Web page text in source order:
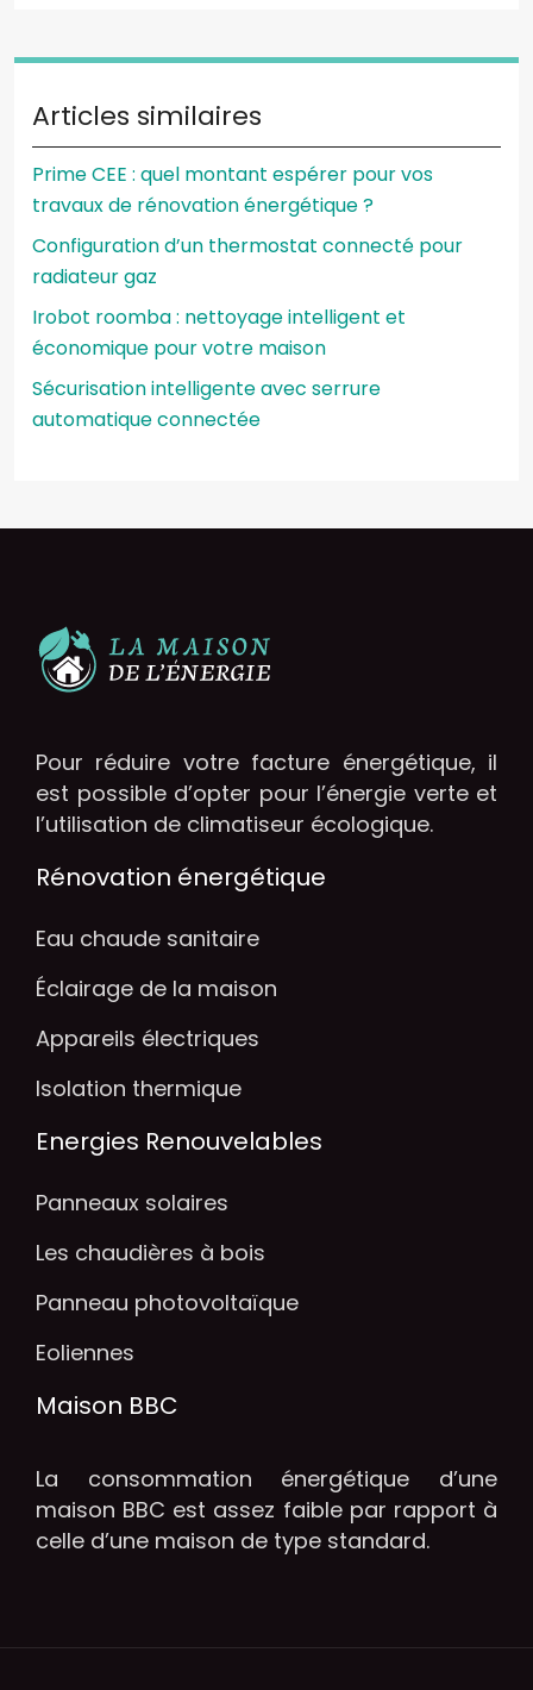
Articles similaires
Prime CEE : quel montant espérer pour vos
travaux de rénovation énergétique ?
Configuration d’un thermostat connecté pour
radiateur gaz
Irobot roomba : nettoyage intelligent et
économique pour votre maison
Sécurisation intelligente avec serrure
automatique connectée
Pour réduire votre facture énergétique, il
est possible d’opter pour l’énergie verte et
l’utilisation de climatiseur écologique.
Rénovation énergétique
Eau chaude sanitaire
Éclairage de la maison
Appareils électriques
Isolation thermique
Energies Renouvelables
Panneaux solaires
Les chaudières à bois
Panneau photovoltaïque
Eoliennes
Maison BBC
La consommation énergétique d’une
maison BBC est assez faible par rapport à
celle d’une maison de type standard.